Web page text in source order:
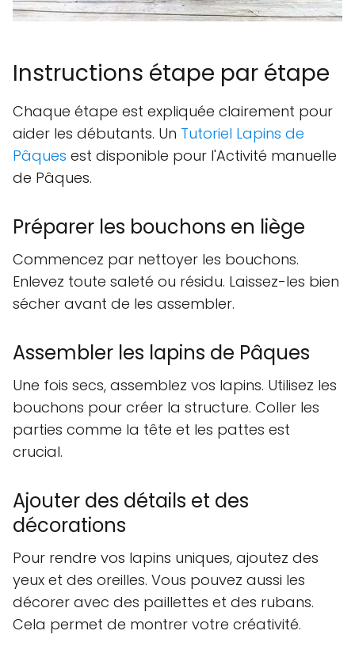
Instructions étape par étape
Chaque étape est expliquée clairement pour
aider les débutants. Un Tutoriel Lapins de
Pâques est disponible pour l'Activité manuelle
de Pâques.
Préparer les bouchons en liège
Commencez par nettoyer les bouchons.
Enlevez toute saleté ou résidu. Laissez-les bien
sécher avant de les assembler.
Assembler les lapins de Pâques
Une fois secs, assemblez vos lapins. Utilisez les
bouchons pour créer la structure. Coller les
parties comme la tête et les pattes est
crucial.
Ajouter des détails et des
décorations
Pour rendre vos lapins uniques, ajoutez des
yeux et des oreilles. Vous pouvez aussi les
décorer avec des paillettes et des rubans.
Cela permet de montrer votre créativité.